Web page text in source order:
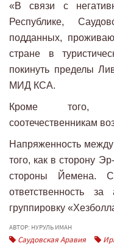
«В связи с
Республике,
подданных,
стране в
покинуть пределы
МИД КСА.
Кроме того,
соотечественникам
Напряженность
того, как в сторону
стороны Йемена.
ответственность
группировку
АВТОР: НУРУЛЬ ИМАН
Саудовская Аравия